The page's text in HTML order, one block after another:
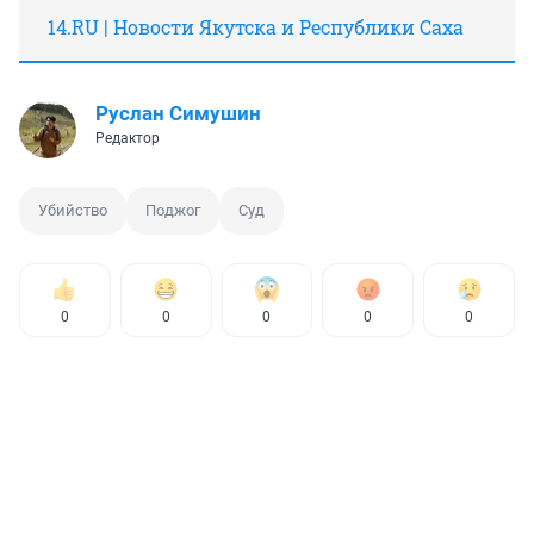
14.RU | Новости Якутска и Республики Саха
Руслан Симушин
Редактор
Убийство Поджог Суд
0 0 0 0 0